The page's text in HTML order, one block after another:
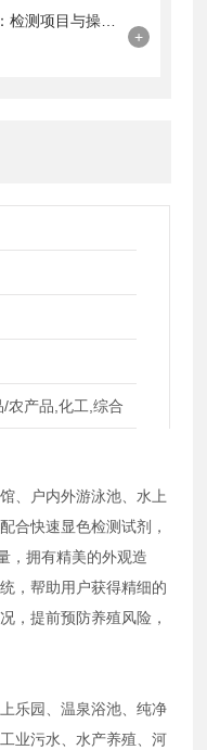
品牌植物养分分析仪使用前必看：检测项目与操作要点解析
+
农产品,化工,综合
、户内外游泳池、水上
合快速显色检测试剂，
，拥有精美的外观造
，帮助用户获得精细的
，提前预防养殖风险，
乐园、温泉浴池、纯净
业污水、水产养殖、河